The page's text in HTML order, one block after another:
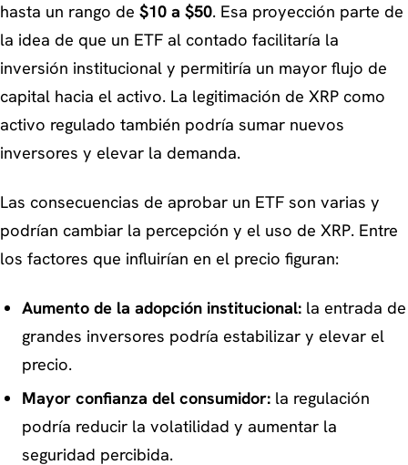
hasta un rango de $10 a $50. Esa proyección parte de
la idea de que un ETF al contado facilitaría la
inversión institucional y permitiría un mayor flujo de
capital hacia el activo. La legitimación de XRP como
activo regulado también podría sumar nuevos
inversores y elevar la demanda.
Las consecuencias de aprobar un ETF son varias y
podrían cambiar la percepción y el uso de XRP. Entre
los factores que influirían en el precio figuran:
Aumento de la adopción institucional:la entrada de
grandes inversores podría estabilizar y elevar el
precio.
Mayor confianza del consumidor:la regulación
podría reducir la volatilidad y aumentar la
seguridad percibida.